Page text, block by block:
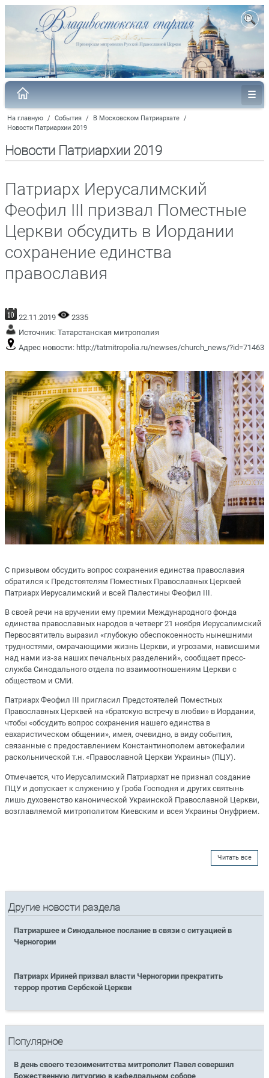
На главную / События / В Московском Патриархате /
Новости Патриархии 2019
Новости Патриархии 2019
Патриарх Иерусалимский
Феофил III призвал Поместные
Церкви обсудить в Иордании
сохранение единства
православия
22.11.2019
2335
Источник: Татарстанская митрополия
Адрес новости: http://tatmitropolia.ru/newses/church_news/?id=71463
С призывом обсудить вопрос сохранения единства православия
обратился к Предстоятелям Поместных Православных Церквей
Патриарх Иерусалимский и всей Палестины Феофил III.
В своей речи на вручении ему премии Международного фонда
единства православных народов в четверг 21 ноября Иерусалимский
Первосвятитель выразил «глубокую обеспокоенность нынешними
трудностями, омрачающими жизнь Церкви, и угрозами, нависшими
над нами из-за наших печальных разделений», сообщает пресс-
служба Синодального отдела по взаимоотношениям Церкви с
обществом и СМИ.
Патриарх Феофил III пригласил Предстоятелей Поместных
Православных Церквей на «братскую встречу в любви» в Иордании,
чтобы «обсудить вопрос сохранения нашего единства в
евхаристическом общении», имея, очевидно, в виду события,
связанные с предоставлением Константинополем автокефалии
раскольнической т.н. «Православной Церкви Украины» (ПЦУ).
Отмечается, что Иерусалимский Патриархат не признал создание
ПЦУ и допускает к служению у Гроба Господня и других святынь
лишь духовенство канонической Украинской Православной Церкви,
возглавляемой митрополитом Киевским и всея Украины Онуфрием.
Читать все
Другие новости раздела
Патриаршее и Синодальное послание в связи с ситуацией в
Черногории
Патриарх Ириней призвал власти Черногории прекратить
террор против Сербской Церкви
Популярное
В день своего тезоименитства митрополит Павел совершил
Божественную литургию в кафедральном соборе